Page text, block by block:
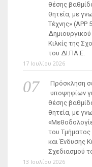
θέσης
θητεία, με
Τέχνης» (ΑΡΡ
Κιλκίς της
του ΔΙ.ΠΑ.Ε.
17 Ιουλίου 2026
Πρόσκληση
υποψηφίων
θέσης
θητεία, με
του Τμήματος
και Ένδυσης
Σχεδιασμού
13 Ιουλίου 2026